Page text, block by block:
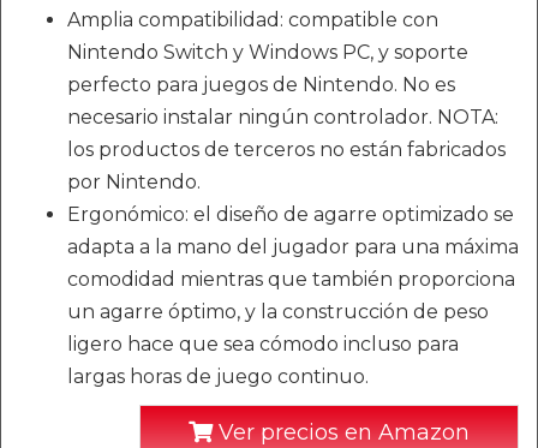
Amplia compatibilidad: compatible con
Nintendo Switch y Windows PC, y soporte
perfecto para juegos de Nintendo. No es
necesario instalar ningún controlador. NOTA:
los productos de terceros no están fabricados
por Nintendo.
Ergonómico: el diseño de agarre optimizado se
adapta a la mano del jugador para una máxima
comodidad mientras que también proporciona
un agarre óptimo, y la construcción de peso
ligero hace que sea cómodo incluso para
largas horas de juego continuo.
Ver precios en Amazon